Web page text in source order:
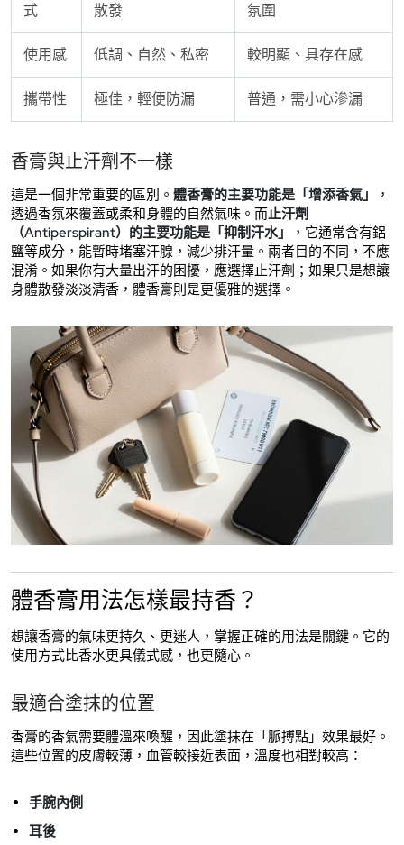
式
散發
氛圍
使用感 低調、自然、私密 較明顯、具存在感
攜帶性 極佳，輕便防漏 普通，需小心滲漏
香膏與止汗劑不一樣
這是一個非常重要的區別。 體香膏的主要功能是「增添香氣」
，
透過香氛來覆蓋或柔和身體的自然氣味。而止汗劑
（Antiperspirant）的主要功能是「抑制汗水」
，它通常含有鋁
鹽等成分，能暫時堵塞汗腺，減少排汗量。兩者目的不同，不應
混淆。如果你有大量出汗的困擾，應選擇止汗劑；如果只是想讓
身體散發淡淡清香，體香膏則是更優雅的選擇。
體香膏用法怎樣最持香？
想讓香膏的氣味更持久、更迷人，掌握正確的用法是關鍵。它的
使用方式比香水更具儀式感，也更隨心。
最適合塗抹的位置
香膏的香氣需要體溫來喚醒，因此塗抹在「脈搏點」效果最好。
這些位置的皮膚較薄，血管較接近表面，溫度也相對較高：
手腕內側
耳後